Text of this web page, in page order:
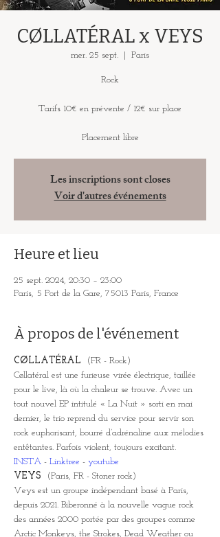
CØLLATÉRAL x VEYS
mer. 25 sept. Paris
Rock
Tarifs 10€ en prévente / 12€ sur place
Placement libre
Les inscriptions sont closes
Voir d'autres événements
Heure et lieu
25 sept. 2024, 20:30 – 23:00
Paris, 5 Port de la Gare, 75013 Paris, France
À propos de l'événement
CØLLATÉRAL
(FR - Rock)
Cøllatéral est une furieuse virée électrique, taillée
pour le live, là où la chaleur se trouve. Avec un
tout nouvel EP intitulé « La Nuit » sorti en mai
dernier, le trio reprend du service pour servir son
rock euphorisant, bourré d’adrénaline aux mélodies
entêtantes. Parfois violent, toujours excitant.
INSTA - Linktree - youtube
VEYS
(Paris, FR - Stoner rock)
Veys est un groupe indépendant basé à Paris,
depuis 2021. Biberonné à la nouvelle vague rock
des années 2000 portée par des groupes comme
Arctic Monkeys, the Strokes, Dead Weather ou